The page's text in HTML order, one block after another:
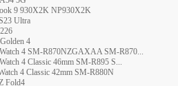
9 930X2K NP930X2K
Ultra
4
4 SM-R870NZGAXAA SM-R870...
4 Classic 46mm SM-R895 S...
4 Classic 42mm SM-R880N
Fold4